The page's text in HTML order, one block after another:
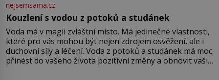
nejsemsama.cz
Kouzlení s vodou z potoků a studánek
Voda má v magii zvláštní místo. Má jedinečné vlastnosti,
které pro vás mohou být nejen zdrojem osvěžení, ale i
duchovní síly a léčení. Voda z potoků a studánek má moc
přinést do vašeho života pozitivní změny a obnovit vaši